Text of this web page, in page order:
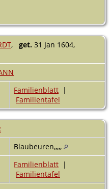
, get. 31 Jan 1604,
Familienblatt |
Familientafel
Blaubeuren,,,,,
Familienblatt |
Familientafel